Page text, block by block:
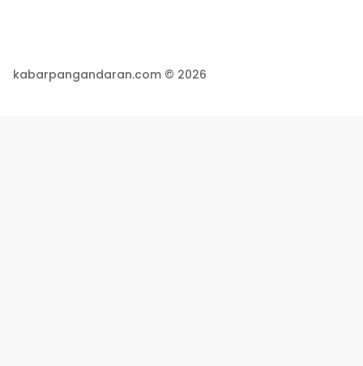
kabarpangandaran.com © 2026